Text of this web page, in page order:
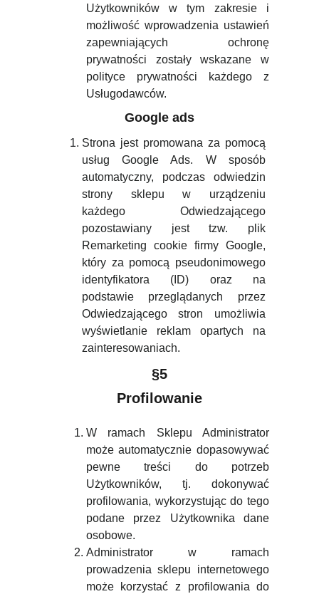
Użytkowników w tym zakresie i
możliwość wprowadzenia ustawień
zapewniających ochronę
prywatności zostały wskazane w
polityce prywatności każdego z
Usługodawców.
Google ads
Strona jest promowana za pomocą
usług Google Ads. W sposób
automatyczny, podczas odwiedzin
strony sklepu w urządzeniu
każdego Odwiedzającego
pozostawiany jest tzw. plik
Remarketing cookie firmy Google,
który za pomocą pseudonimowego
identyfikatora (ID) oraz na
podstawie przeglądanych przez
Odwiedzającego stron umożliwia
wyświetlanie reklam opartych na
zainteresowaniach.
§5
Profilowanie
W ramach Sklepu Administrator
może automatycznie dopasowywać
pewne treści do potrzeb
Użytkowników, tj. dokonywać
profilowania, wykorzystując do tego
podane przez Użytkownika dane
osobowe.
Administrator w ramach
prowadzenia sklepu internetowego
może korzystać z profilowania do